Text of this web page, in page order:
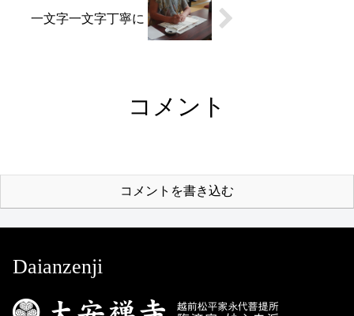
一文字一文字丁寧に
コメント
コメントを書き込む
Daianzenji